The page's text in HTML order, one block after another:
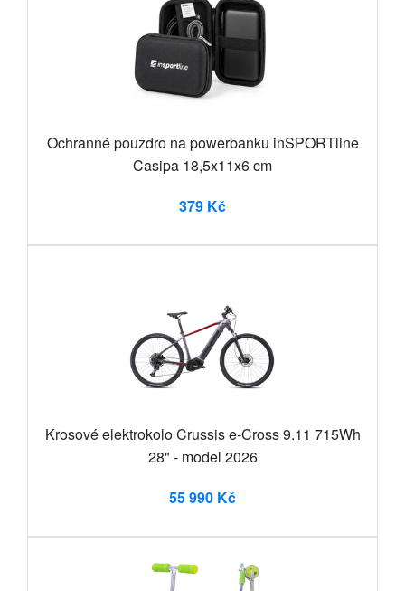
Ochranné pouzdro na powerbanku inSPORTline
Casipa 18,5x11x6 cm
379 Kč
Krosové elektrokolo Crussis e-Cross 9.11 715Wh
28" - model 2026
55 990 Kč